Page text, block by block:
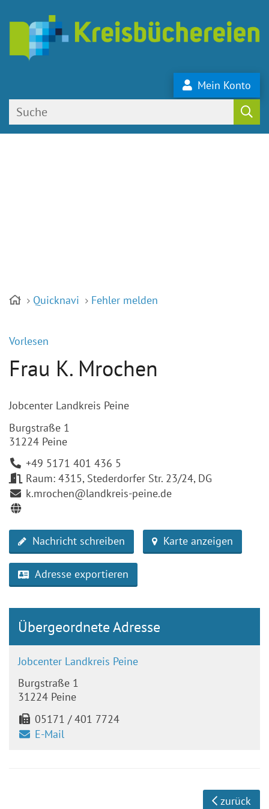
Mein Konto
Quicknavi Fehler melden
Vorlesen
Frau K. Mrochen
Jobcenter Landkreis Peine
Burgstraße 1
31224 Peine
+49 5171 401 436 5
Raum: 4315, Stederdorfer Str. 23/24, DG
k.mrochen@landkreis-peine.de
Nachricht schreiben Karte anzeigen
Adresse exportieren
Übergeordnete Adresse
Jobcenter Landkreis Peine
Burgstraße 1
31224 Peine
05171 / 401 7724
E-Mail
zurück